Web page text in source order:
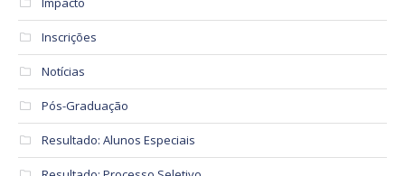
Inscrições
Notícias
Pós-Graduação
Resultado: Alunos Especiais